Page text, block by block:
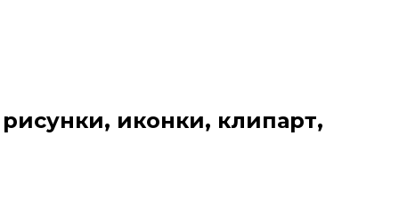
иконки, клипарт,